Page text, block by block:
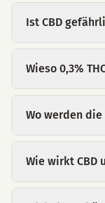
Ist CBD
Wieso 0,3%
Wo werden
Wie wirkt CBD